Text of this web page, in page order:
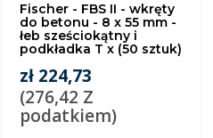
Fischer - FBS II - wkręty
do betonu - 8 x 55 mm -
łeb sześciokątny i
podkładka T x (50 sztuk)
zł 224,73
(276,42 Z
podatkiem)